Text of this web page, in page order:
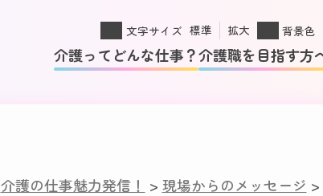
文字サイズ 標準 拡大 背景色
介護ってどんな仕事？介護職を目指す方
介護の仕事魅力発信！ > 現場からのメッセージ >